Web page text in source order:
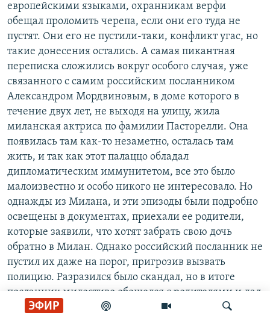
ЭФИР
европейскими языками, охранникам верфи
обещал проломить черепа, если они его туда не
пустят. Они его не пустили-таки, конфликт угас, но
такие донесения остались. А самая пикантная
переписка сложились вокруг особого случая, уже
связанного с самим российским посланником
Александром Мордвиновым, в доме которого в
течение двух лет, не выходя на улицу, жила
миланская актриса по фамилии Пасторелли. Она
появилась там как-то незаметно, осталась там
жить, и так как этот палаццо обладал
дипломатическим иммунитетом, все это было
малоизвестно и особо никого не интересовало. Но
однажды из Милана, и эти эпизоды были подробно
освещены в документах, приехали ее родители,
которые заявили, что хотят забрать свою дочь
обратно в Милан. Однако российский посланник не
пустил их даже на порог, пригрозив вызвать
полицию. Разразился было скандал, но в итоге
посланник милостиво обошелся с родителями и дал
им денег на проезд обратно в Милан.